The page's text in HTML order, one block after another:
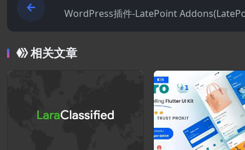
WordPress插件-LatePoint
相关文章